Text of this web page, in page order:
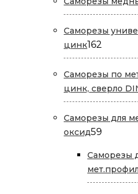
Саморезы
цинк162
товара
Саморезы по
цинк, сверло
Саморезы для
оксид59
Саморезы